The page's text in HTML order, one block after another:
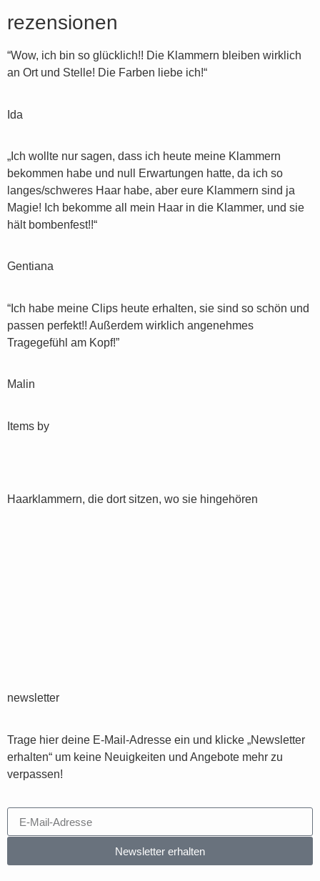
rezensionen
“Wow, ich bin so glücklich!! Die Klammern bleiben wirklich
an Ort und Stelle! Die Farben liebe ich!“
Ida
„Ich wollte nur sagen, dass ich heute meine Klammern
bekommen habe und null Erwartungen hatte, da ich so
langes/schweres Haar habe, aber eure Klammern sind ja
Magie! Ich bekomme all mein Haar in die Klammer, und sie
hält bombenfest!!“
Gentiana
“Ich habe meine Clips heute erhalten, sie sind so schön und
passen perfekt!! Außerdem wirklich angenehmes
Tragegefühl am Kopf!”
Malin
Items by
Haarklammern, die dort sitzen, wo sie hingehören
newsletter
Trage hier deine E-Mail-Adresse ein und klicke „Newsletter
erhalten“ um keine Neuigkeiten und Angebote mehr zu
verpassen!
Newsletter erhalten